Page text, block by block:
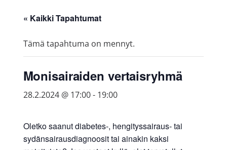
Hengitys
erityisesti
sinua
keuhkoahtaumatauti,uniapnea,
muut
sisäilma
« Kaikki Tapahtumat
Tämä tapahtuma on mennyt.
Monisairaiden vertaisryhmä
28.2.2024 @ 17:00- 19:00
Oletko saanut diabetes-, hengityssairaus- tai
sydänsairausdiagnoosit tai ainakin kaksi